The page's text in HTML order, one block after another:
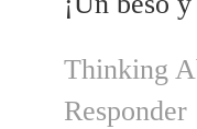
Thinking
Responder